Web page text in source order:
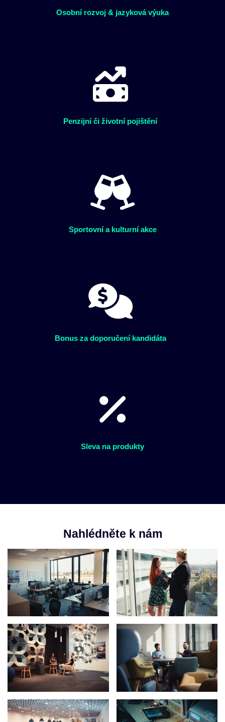
Osobní rozvoj & jazyková výuka
Penzijní či životní pojištění
Sportovní a kulturní akce
Bonus za doporučení kandidáta
Sleva na produkty
Nahlédněte k nám